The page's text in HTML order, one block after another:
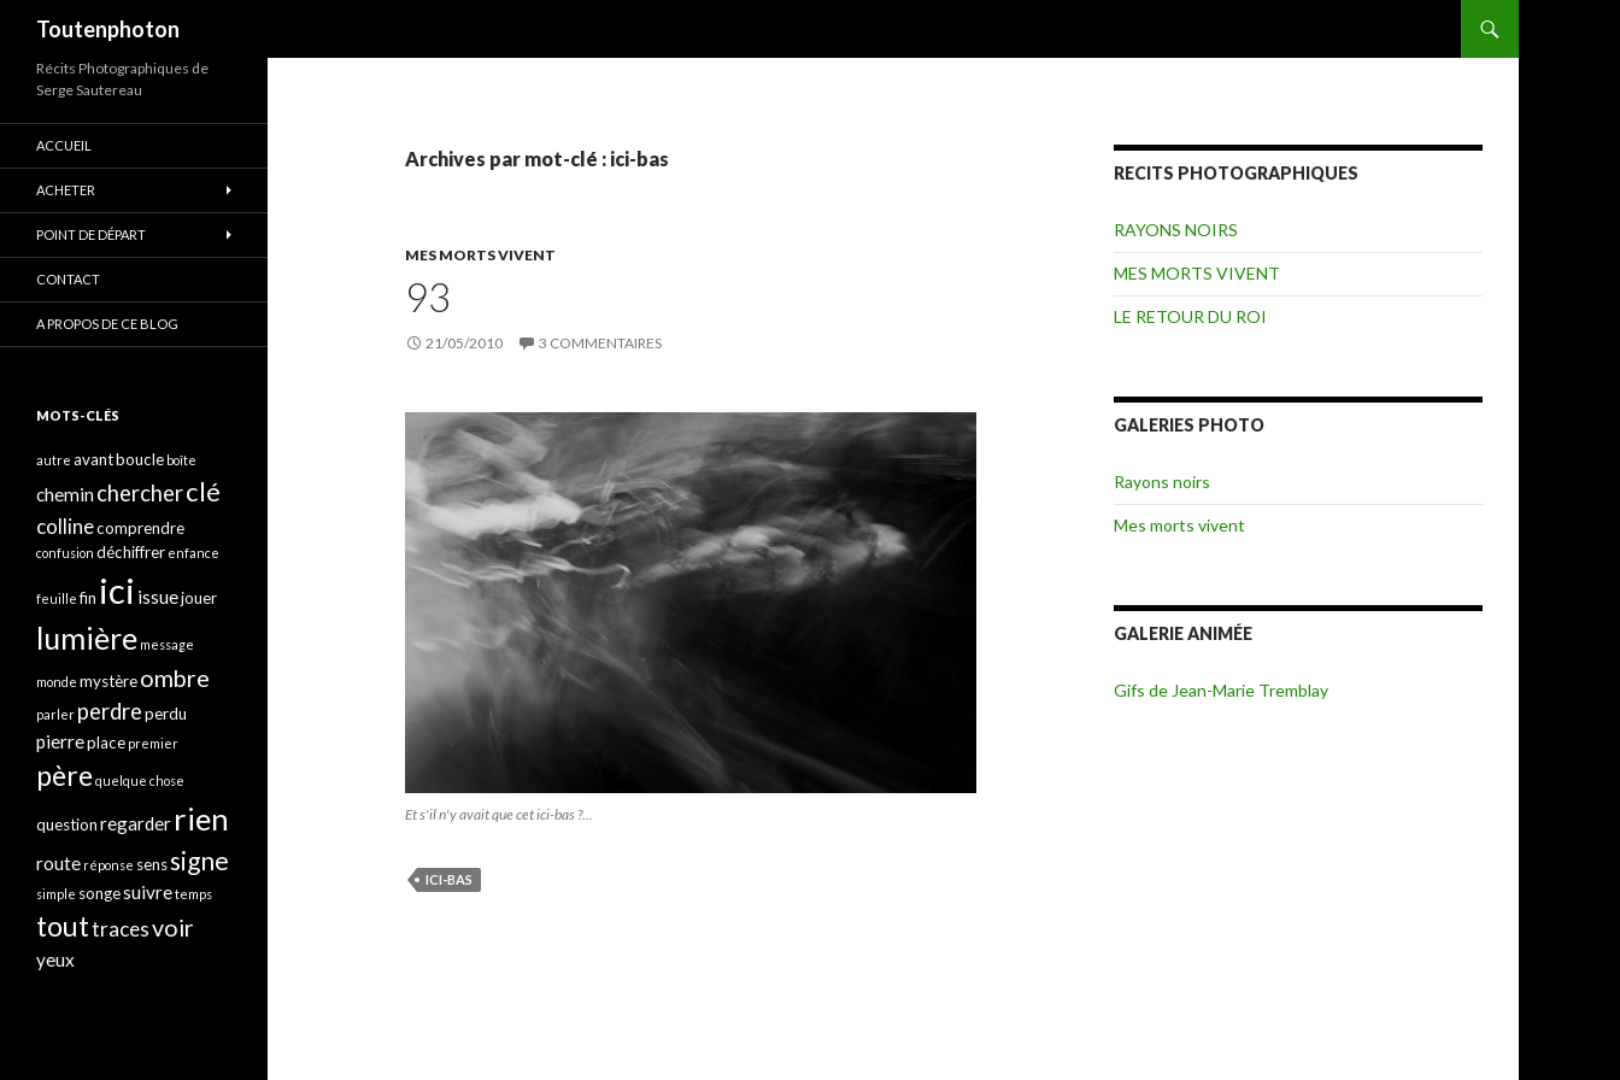
Toutenphoton
Archives par mot-clé : ici-bas
MES MORTS VIVENT
93
21/05/2010 3 COMMENTAIRES
Et s'il n'y avait que cet ici-bas ?...
ICI-BAS
RECITS PHOTOGRAPHIQUES
RAYONS NOIRS
MES MORTS VIVENT
LE RETOUR DU ROI
GALERIES PHOTO
Rayons noirs
Mes morts vivent
GALERIE ANIMÉE
Gifs de Jean-Marie Tremblay
Récits Photographiques de
Serge Sautereau
ACCUEIL
ACHETER
POINT DE DÉPART
CONTACT
A PROPOS DE CE BLOG
MOTS-CLÉS
autre avantboucle boîte
cheminchercherclé
collinecomprendre
confusion déchiffrer enfance
feuille fin ici issuejouer
lumière message
monde mystèreombre
parler perdreperdu
pierreplace premier
père quelque chose
questionregarder rien
route réponse senssigne
simple songesuivretemps
touttracesvoir
yeux